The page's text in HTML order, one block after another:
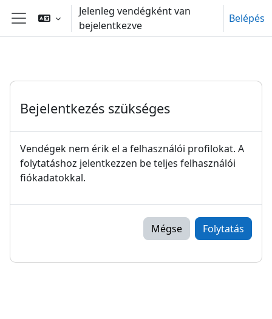
Tovább a fő tartalomhoz
Oldalpanel
Jelenleg vendégként van
bejelentkezve
Belépés
Bejelentkezés szükséges
Vendégek nem érik el a felhasználói profilokat. A
folytatáshoz jelentkezzen be teljes felhasználói
fiókadatokkal.
Mégse Folytatás